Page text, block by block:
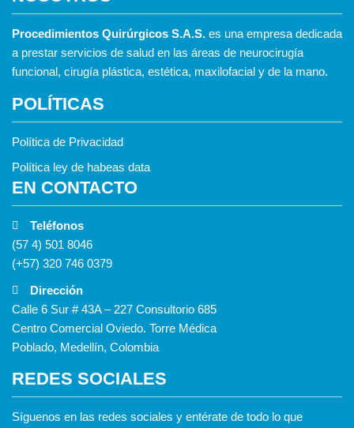
Procedimientos Quirúrgicos S.A.S. es una empresa dedicada
a prestar servicios de salud en las áreas de neurocirugía
funcional, cirugía plástica, estética, maxilofacial y de la mano.
POLÍTICAS
Política de Privacidad
Política ley de habeas data
EN CONTACTO
Teléfonos
(57 4) 501 8046
(+57) 320 746 0379
Dirección
Calle 6 Sur # 43A – 227 Consultorio 685
Centro Comercial Oviedo. Torre Médica
Poblado, Medellín, Colombia
REDES SOCIALES
Síguenos en las redes sociales y entérate de todo lo que